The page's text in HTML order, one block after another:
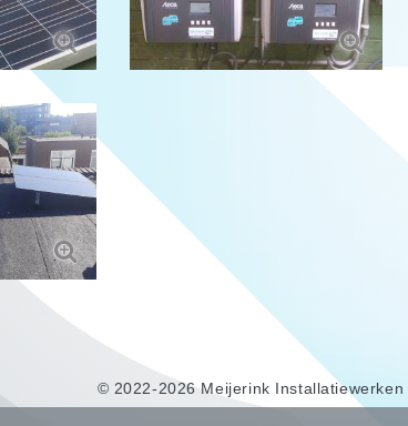
© 2022-2026 Meijerink Installatiewerken